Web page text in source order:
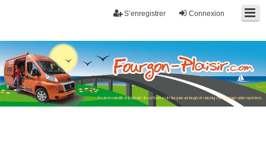
Connexion
S’enregistrer
Fourgon-plaisir.com
Forum de conseils et d'entraide des utilisateurs de fourgons, fourgons
aménagés, vans et de camping-car. Partagez votre expérience.